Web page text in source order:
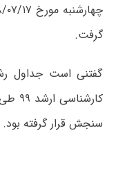
گرفت.
گفتنی است جداول
سنجش قرار گرفته بود.